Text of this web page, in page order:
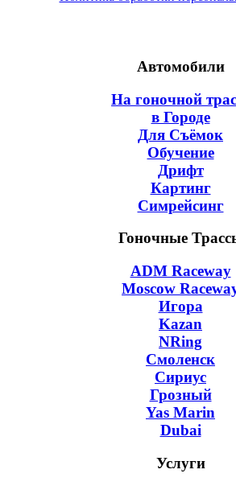
Автомобили
На гоночной
в Городе
Для Съёмок
Обучение
Дрифт
Картинг
Симрейсинг
Гоночные
ADM Raceway
Moscow
Игора
Kazan
NRing
Смоленск
Сириус
Грозный
Yas Marin
Dubai
Услуги